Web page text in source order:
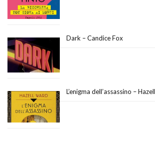
Dark – Candice Fox
L’enigma dell’assassino –